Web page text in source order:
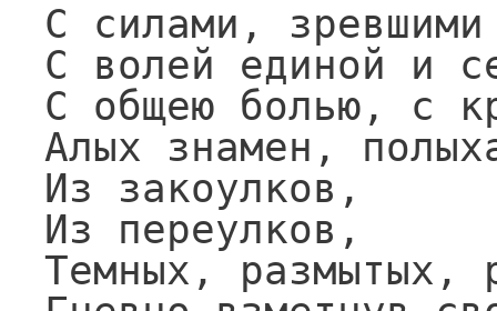
С силами,
С волей единой и
С общею болью, с
Алых знамен,
Из закоулков,
Из переулков,
Темных, размытых,